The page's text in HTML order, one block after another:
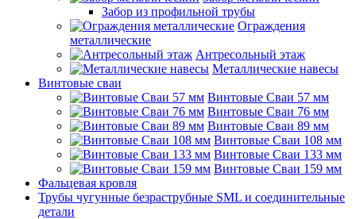
Забор из профильной трубы
Ограждения
металлические
Антресольный этаж
Металлические навесы
Винтовые сваи
Винтовые Сваи 57 мм
Винтовые Сваи 76 мм
Винтовые Сваи 89 мм
Винтовые Сваи 108 мм
Винтовые Сваи 133 мм
Винтовые Сваи 159 мм
Фальцевая кровля
Трубы чугунные безраструбные SML и соединительные
детали